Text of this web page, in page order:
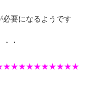
要になるようです
・